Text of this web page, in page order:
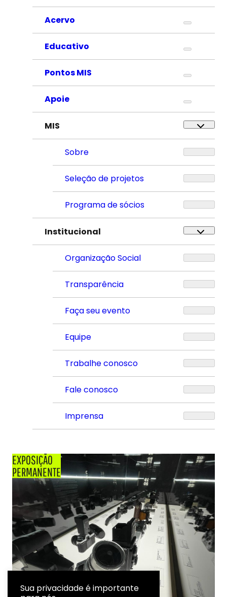
Acervo
Educativo
Pontos MIS
Apoie
MIS
Sobre
Seleção de projetos
Programa de sócios
Institucional
Organização Social
Transparência
Faça seu evento
Equipe
Trabalhe conosco
Fale conosco
Imprensa
EXPOSIÇÃO
PERMANENTE
Sua privacidade é importante